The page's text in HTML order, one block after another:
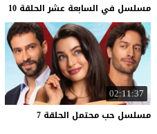
مسلسل في السابعة عشر الحلقة 10
02:11:37
مسلسل حب محتمل الحلقة 7